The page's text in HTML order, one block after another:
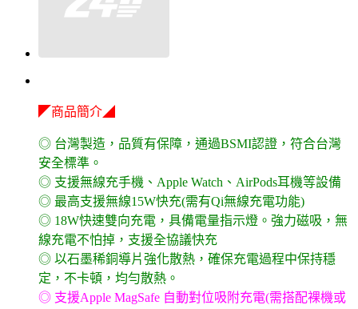
◤商品簡介◢
◎ 台灣製造，品質有保障，通過BSMI認證，符合台灣
安全標準。
◎ 支援無線充手機、Apple Watch、AirPods耳機等設備
◎ 最高支援無線15W快充(需有Qi無線充電功能)
◎ 18W快速雙向充電，具備電量指示燈。強力磁吸，無
線充電不怕掉，支援全協議快充
◎ 以石墨稀銅導片強化散熱，確保充電過程中保持穩
定，不卡頓，均勻散熱。
◎ 支援Apple MagSafe 自動對位吸附充電(需搭配裸機或